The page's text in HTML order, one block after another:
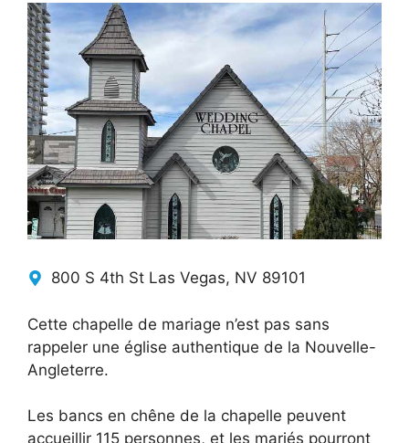
800 S 4th St Las Vegas, NV 89101
Cette chapelle de mariage n’est pas sans
rappeler une église authentique de la Nouvelle-
Angleterre.
Les bancs en chêne de la chapelle peuvent
accueillir 115 personnes, et les mariés pourront